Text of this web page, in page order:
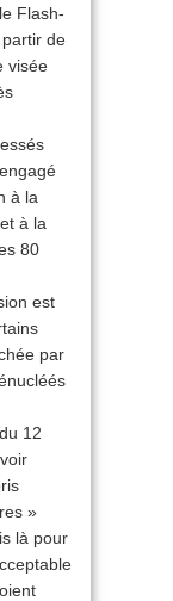
Flash-
partir de
visée
à la
à la
80
est
par
12
»
là pour